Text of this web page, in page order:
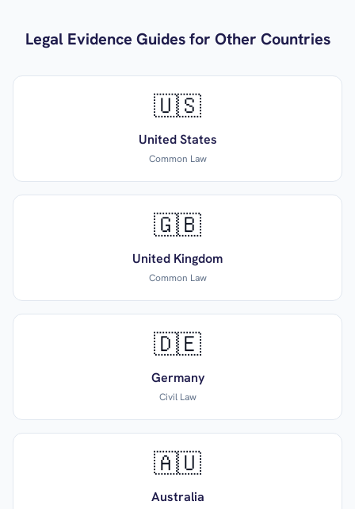
Legal Evidence Guides for Other Countries
🇺🇸
United States
Common Law
🇬🇧
United Kingdom
Common Law
🇩🇪
Germany
Civil Law
🇦🇺
Australia